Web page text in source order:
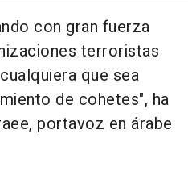
con gran fuerza
terroristas
que sea
de cohetes", ha
portavoz en árabe